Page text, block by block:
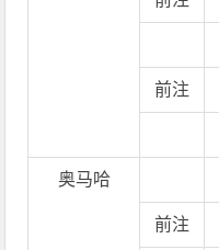
前注
奥马哈
前注